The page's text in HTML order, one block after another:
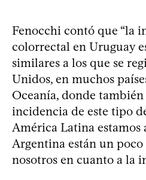
Fenocchi contó que “la
colorrectal en Uruguay
similares a los que se
Unidos, en muchos
Oceanía, donde
incidencia de este tipo
América Latina estamos
Argentina están un poco
nosotros en cuanto a la